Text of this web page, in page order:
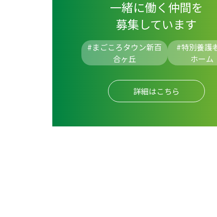
一緒に働く仲間を
募集しています
#まごころタウン新百
合ヶ丘
#特別養護
ホーム
詳細はこちら